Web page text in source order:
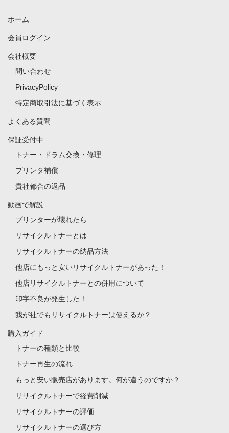
ホーム
会員ログイン
会社概要
問い合わせ
PrivacyPolicy
特定商取引法に基づく表示
よくある質問
保証受付中
トナー・ドラム交換・修理
プリンタ補償
貴社都合の返品
動画で解説
プリンターが壊れたら
リサイクルトナーとは
リサイクルトナーの納品方法
他店にもっと安いリサイクルトナーがあった！
他店リサイクルトナーとの併用について
印字不良が発生した！
我が社でもリサイクルトナーは使えるか？
購入ガイド
トナーの種類と比較
トナー再生の流れ
もっと安い販売店があります。何が違うのですか？
リサイクルトナーで経費削減
リサイクルトナーの評価
リサイクルトナーの選び方